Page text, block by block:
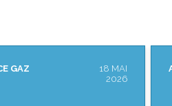
GAZ
29 AVR
2026